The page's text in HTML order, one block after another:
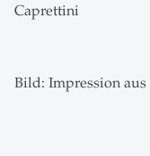
Caprettini
Bild: Impression